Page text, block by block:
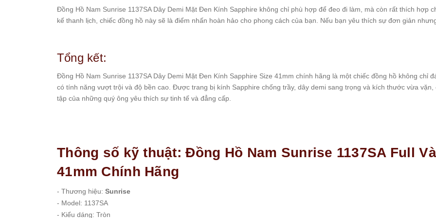
Set
Đồng
Tay
Set
Đồng
Hồ
Và
Dây
chuyền
Tay
Nhẫn
Đồng Hồ Nam Sunrise 1137SA Dây Demi Mặt Đen Kính Sapphire không chỉ phù hợp để đeo đi làm, mà còn rất thích hợp
kế thanh lịch, chiếc đồng hồ này sẽ là điểm nhấn hoàn hảo cho phong cách của bạn. Nếu bạn yêu thích sự đơn giản
Tổng kết:
Đồng Hồ Nam Sunrise 1137SA Dây Demi Mặt Đen Kính Sapphire Size 41mm chính hãng là một chiếc đồng hồ không chỉ
có tính năng vượt trội và độ bền cao. Được trang bị kính Sapphire chống trầy, dây demi sang trọng và kích thước vừa
tập của những quý ông yêu thích sự tinh tế và đẳng cấp.
Thông số kỹ thuật: Đồng Hồ Nam Sunrise 1137SA Full
41mm Chính Hãng
- Thương hiệu: Sunrise
- Model: 1137SA
- Kiểu dáng: Tròn